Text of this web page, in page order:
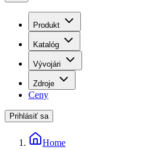
Produkt
Katalóg
Vývojári
Zdroje
Ceny
Prihlásiť sa
Home